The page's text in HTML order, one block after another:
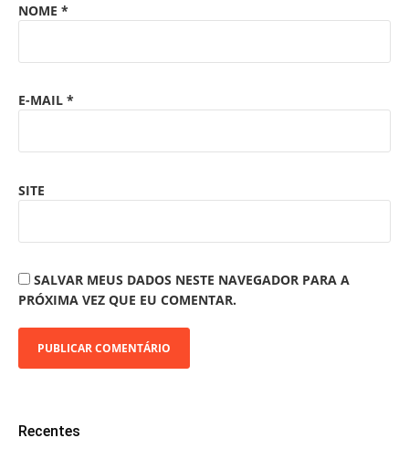
NOME *
E-MAIL *
SITE
SALVAR MEUS DADOS NESTE NAVEGADOR PARA A
PRÓXIMA VEZ QUE EU COMENTAR.
Recentes